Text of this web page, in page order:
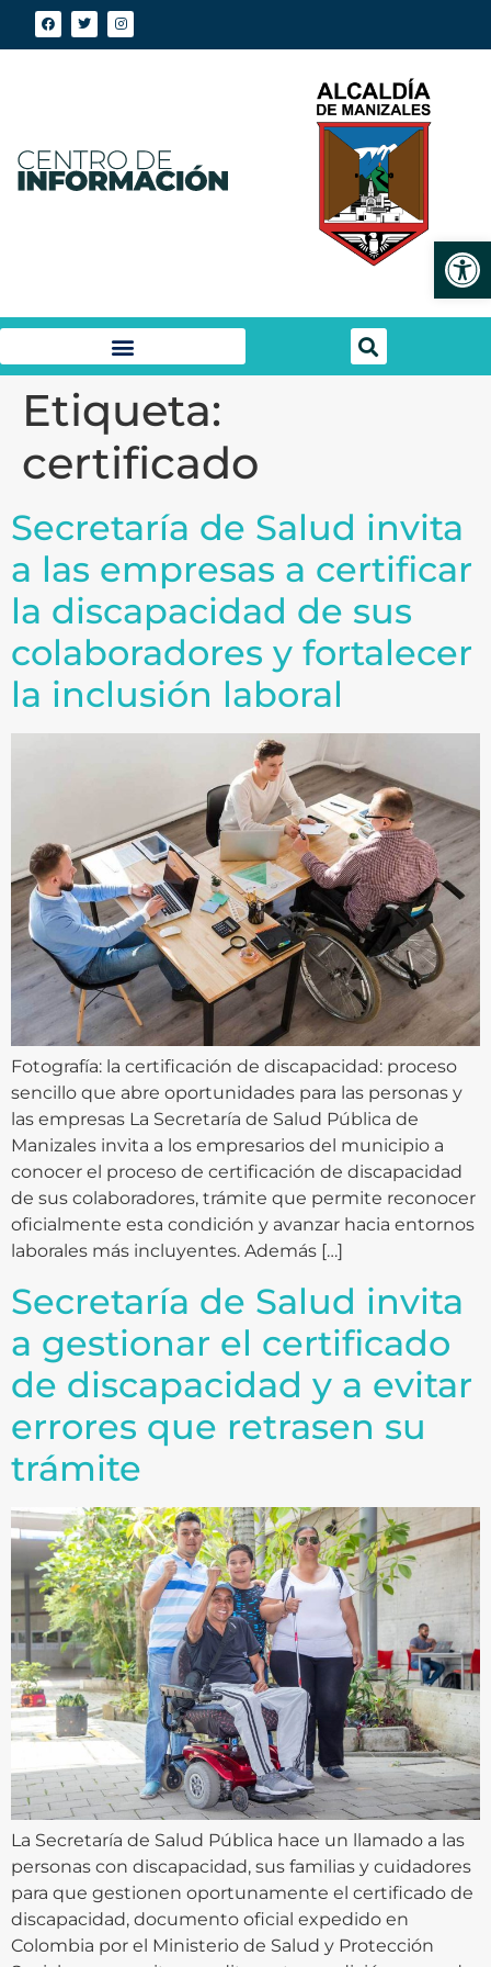
Etiqueta:
certificado
Secretaría de Salud invita
a las empresas a certificar
la discapacidad de sus
colaboradores y fortalecer
la inclusión laboral
Fotografía: la certificación de discapacidad: proceso
sencillo que abre oportunidades para las personas y
las empresas La Secretaría de Salud Pública de
Manizales invita a los empresarios del municipio a
conocer el proceso de certificación de discapacidad
de sus colaboradores, trámite que permite reconocer
oficialmente esta condición y avanzar hacia entornos
laborales más incluyentes. Además […]
Secretaría de Salud invita
a gestionar el certificado
de discapacidad y a evitar
errores que retrasen su
trámite
La Secretaría de Salud Pública hace un llamado a las
personas con discapacidad, sus familias y cuidadores
para que gestionen oportunamente el certificado de
discapacidad, documento oficial expedido en
Colombia por el Ministerio de Salud y Protección